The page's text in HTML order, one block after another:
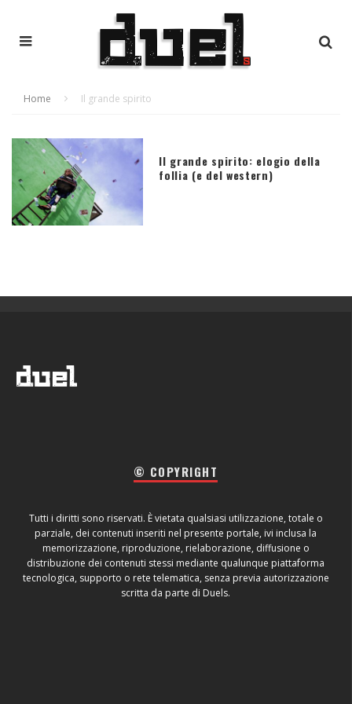
Home Il grande spirito
Il grande spirito: elogio della
follia (e del western)
© COPYRIGHT
Tutti i diritti sono riservati. È vietata qualsiasi utilizzazione, totale o
parziale, dei contenuti inseriti nel presente portale, ivi inclusa la
memorizzazione, riproduzione, rielaborazione, diffusione o
distribuzione dei contenuti stessi mediante qualunque piattaforma
tecnologica, supporto o rete telematica, senza previa autorizzazione
scritta da parte di Duels.